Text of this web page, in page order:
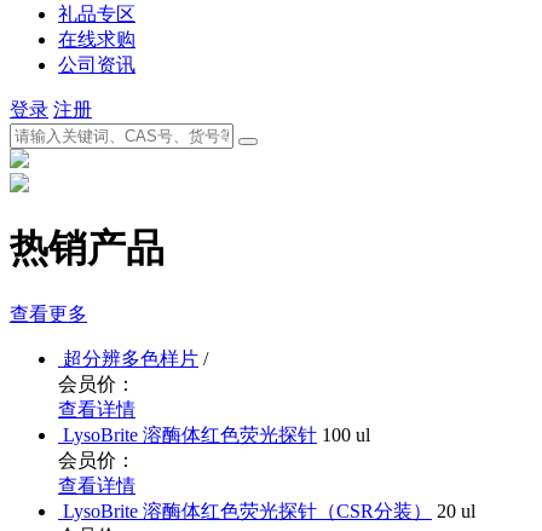
礼品专区
在线求购
公司资讯
登录 注册
热销产品
查看更多
超分辨多色样片 /
会员价：
查看详情
LysoBrite 溶酶体红色荧光探针 100 ul
会员价：
查看详情
LysoBrite 溶酶体红色荧光探针（CSR分装）
20 ul